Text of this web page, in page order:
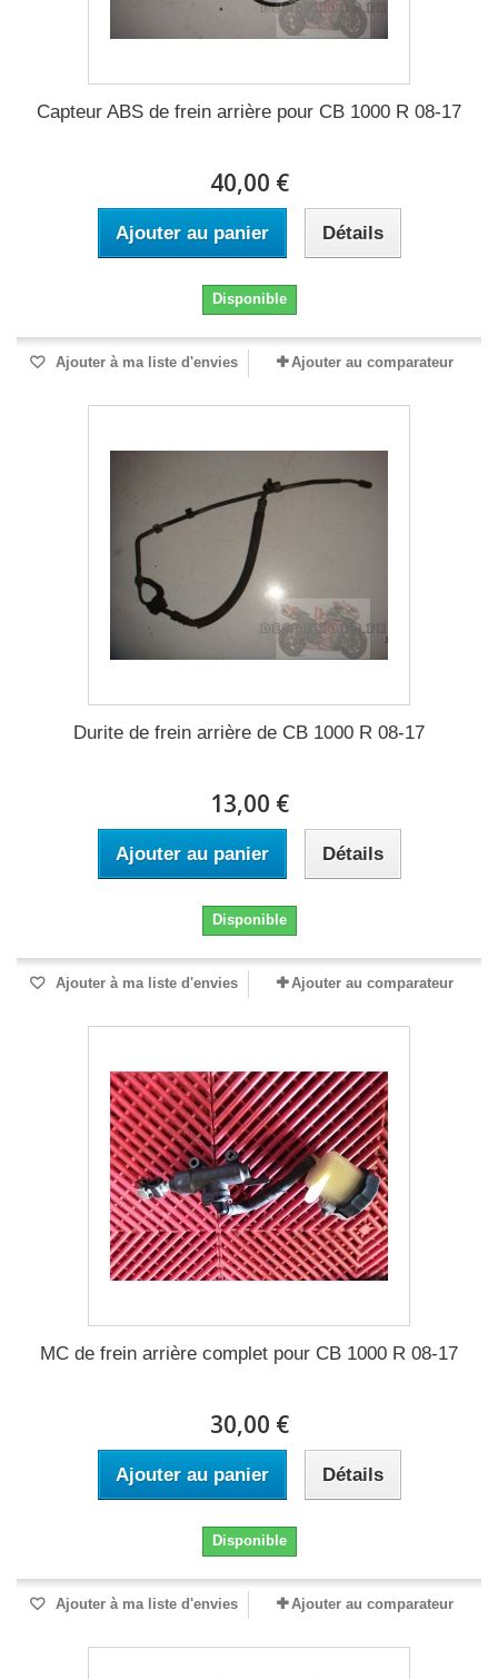
Capteur ABS de frein arrière pour CB 1000 R 08-17
40,00 €
Ajouter au panier Détails
Disponible
Ajouter à ma liste d'envies Ajouter au comparateur
Durite de frein arrière de CB 1000 R 08-17
13,00 €
Ajouter au panier Détails
Disponible
Ajouter à ma liste d'envies Ajouter au comparateur
MC de frein arrière complet pour CB 1000 R 08-17
30,00 €
Ajouter au panier Détails
Disponible
Ajouter à ma liste d'envies Ajouter au comparateur